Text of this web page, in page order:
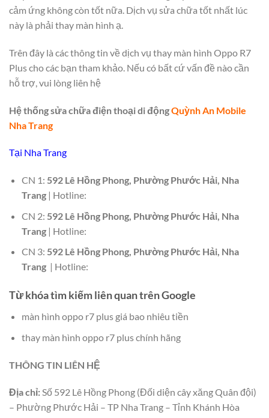
cảm ứng không còn tốt nữa. Dịch vụ sửa chữa tốt nhất lúc
này là phải thay màn hình ạ.
Trên đây là các thông tin về dịch vụ thay màn hình Oppo R7
Plus cho các bạn tham khảo. Nếu có bất cứ vấn đề nào cần
hỗ trợ, vui lòng liên hệ
Hệ thống sửa chữa điện thoại di độngQuỳnh An Mobile
Nha Trang
Tại Nha Trang
CN 1: 592 Lê Hồng Phong, Phường Phước Hải, Nha
Trang| Hotline:
CN 2: 592 Lê Hồng Phong, Phường Phước Hải, Nha
Trang| Hotline:
CN 3: 592 Lê Hồng Phong, Phường Phước Hải, Nha
Trang| Hotline:
Từ khóa tìm kiếm liên quan trên Google
màn hình oppo r7 plus giá bao nhiêu tiền
thay màn hình oppo r7 plus chính hãng
THÔNG TIN LIÊN HỆ
Địa chỉ:Số 592 Lê Hồng Phong (Đối diện cây xăng Quân đội)
– Phường Phước Hải – TP Nha Trang – Tỉnh Khánh Hòa